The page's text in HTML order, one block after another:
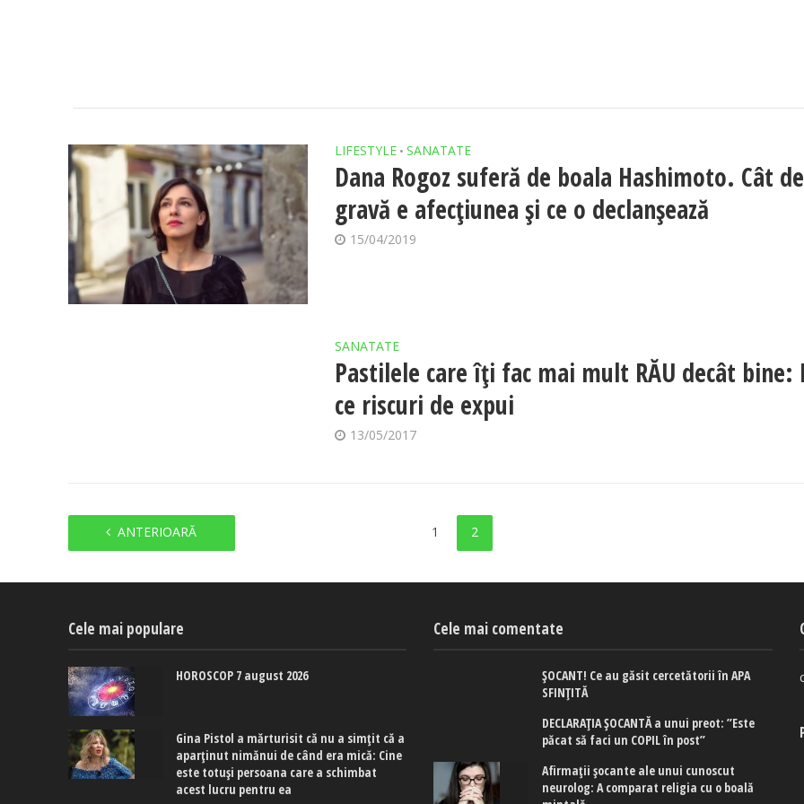
LIFESTYLE • SANATATE
Dana Rogoz suferă de boala Hashimoto. Cât de
gravă e afecţiunea şi ce o declanşează
15/04/2019
SANATATE
Pastilele care îţi fac mai mult RĂU decât bine:
ce riscuri de expui
13/05/2017
ANTERIOARĂ 1 2
Cele mai populare
HOROSCOP 7 august 2026
Gina Pistol a mărturisit că nu a simțit că a
aparținut nimănui de când era mică: Cine
este totuși persoana care a schimbat
acest lucru pentru ea
Cele mai comentate
ȘOCANT! Ce au găsit cercetătorii în APA
SFINȚITĂ
DECLARAȚIA ȘOCANTĂ a unui preot: ”Este
păcat să faci un COPIL în post”
Afirmaţii şocante ale unui cunoscut
neurolog: A comparat religia cu o boală